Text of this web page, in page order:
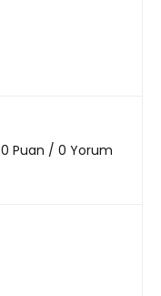
0 Puan / 0 Yorum